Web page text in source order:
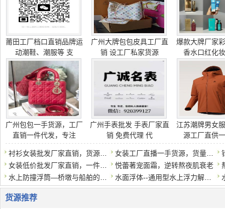
莆田工厂档口直销品牌运
动潮鞋、潮服等 支
广州大牌包包皮具工厂直
销 设工厂私家货源
爆款大牌厂家
香水口红化
广州包包一手货源，工厂
直销一件代发，专注
广州手表批发 手表厂家直
销 免费代理 代
江苏潮牌男女
源工厂直供
悦蕾著宠面霜，逆转熬夜肌衰老
货源推荐